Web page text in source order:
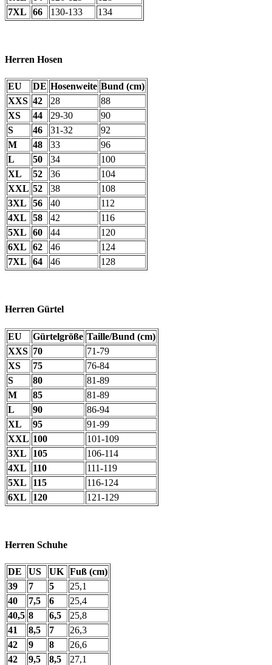
7XL
66 130-133 134
Herren Hosen
EU DE Hosenweite Bund (cm)
XXS 42 28
88
XS
44 29-30
90
S
46 31-32
92
M
48 33
96
L
50 34
100
XL
52 36
104
XXL 52 38
108
3XL
56 40
112
4XL
58 42
116
5XL
60 44
120
6XL
62 46
124
7XL
64 46 128
Herren Gürtel
EU Gürtelgröße Taille/Bund (cm)
XXS 70
71-79
XS
75
76-84
S
80
81-89
M
85
81-89
L
90
86-94
XL
95
91-99
XXL 100
101-109
3XL
105
106-114
4XL
110
111-119
5XL
115
116-124
6XL
120 121-129
Herren Schuhe
DE US UK Fuß (cm)
39
7 5
25,1
40
7,5 6
25,4
40,5 8 6,5
25,8
41
8,5 7
26,3
42
9 8
26,6
42
9,5 8,5 27,1